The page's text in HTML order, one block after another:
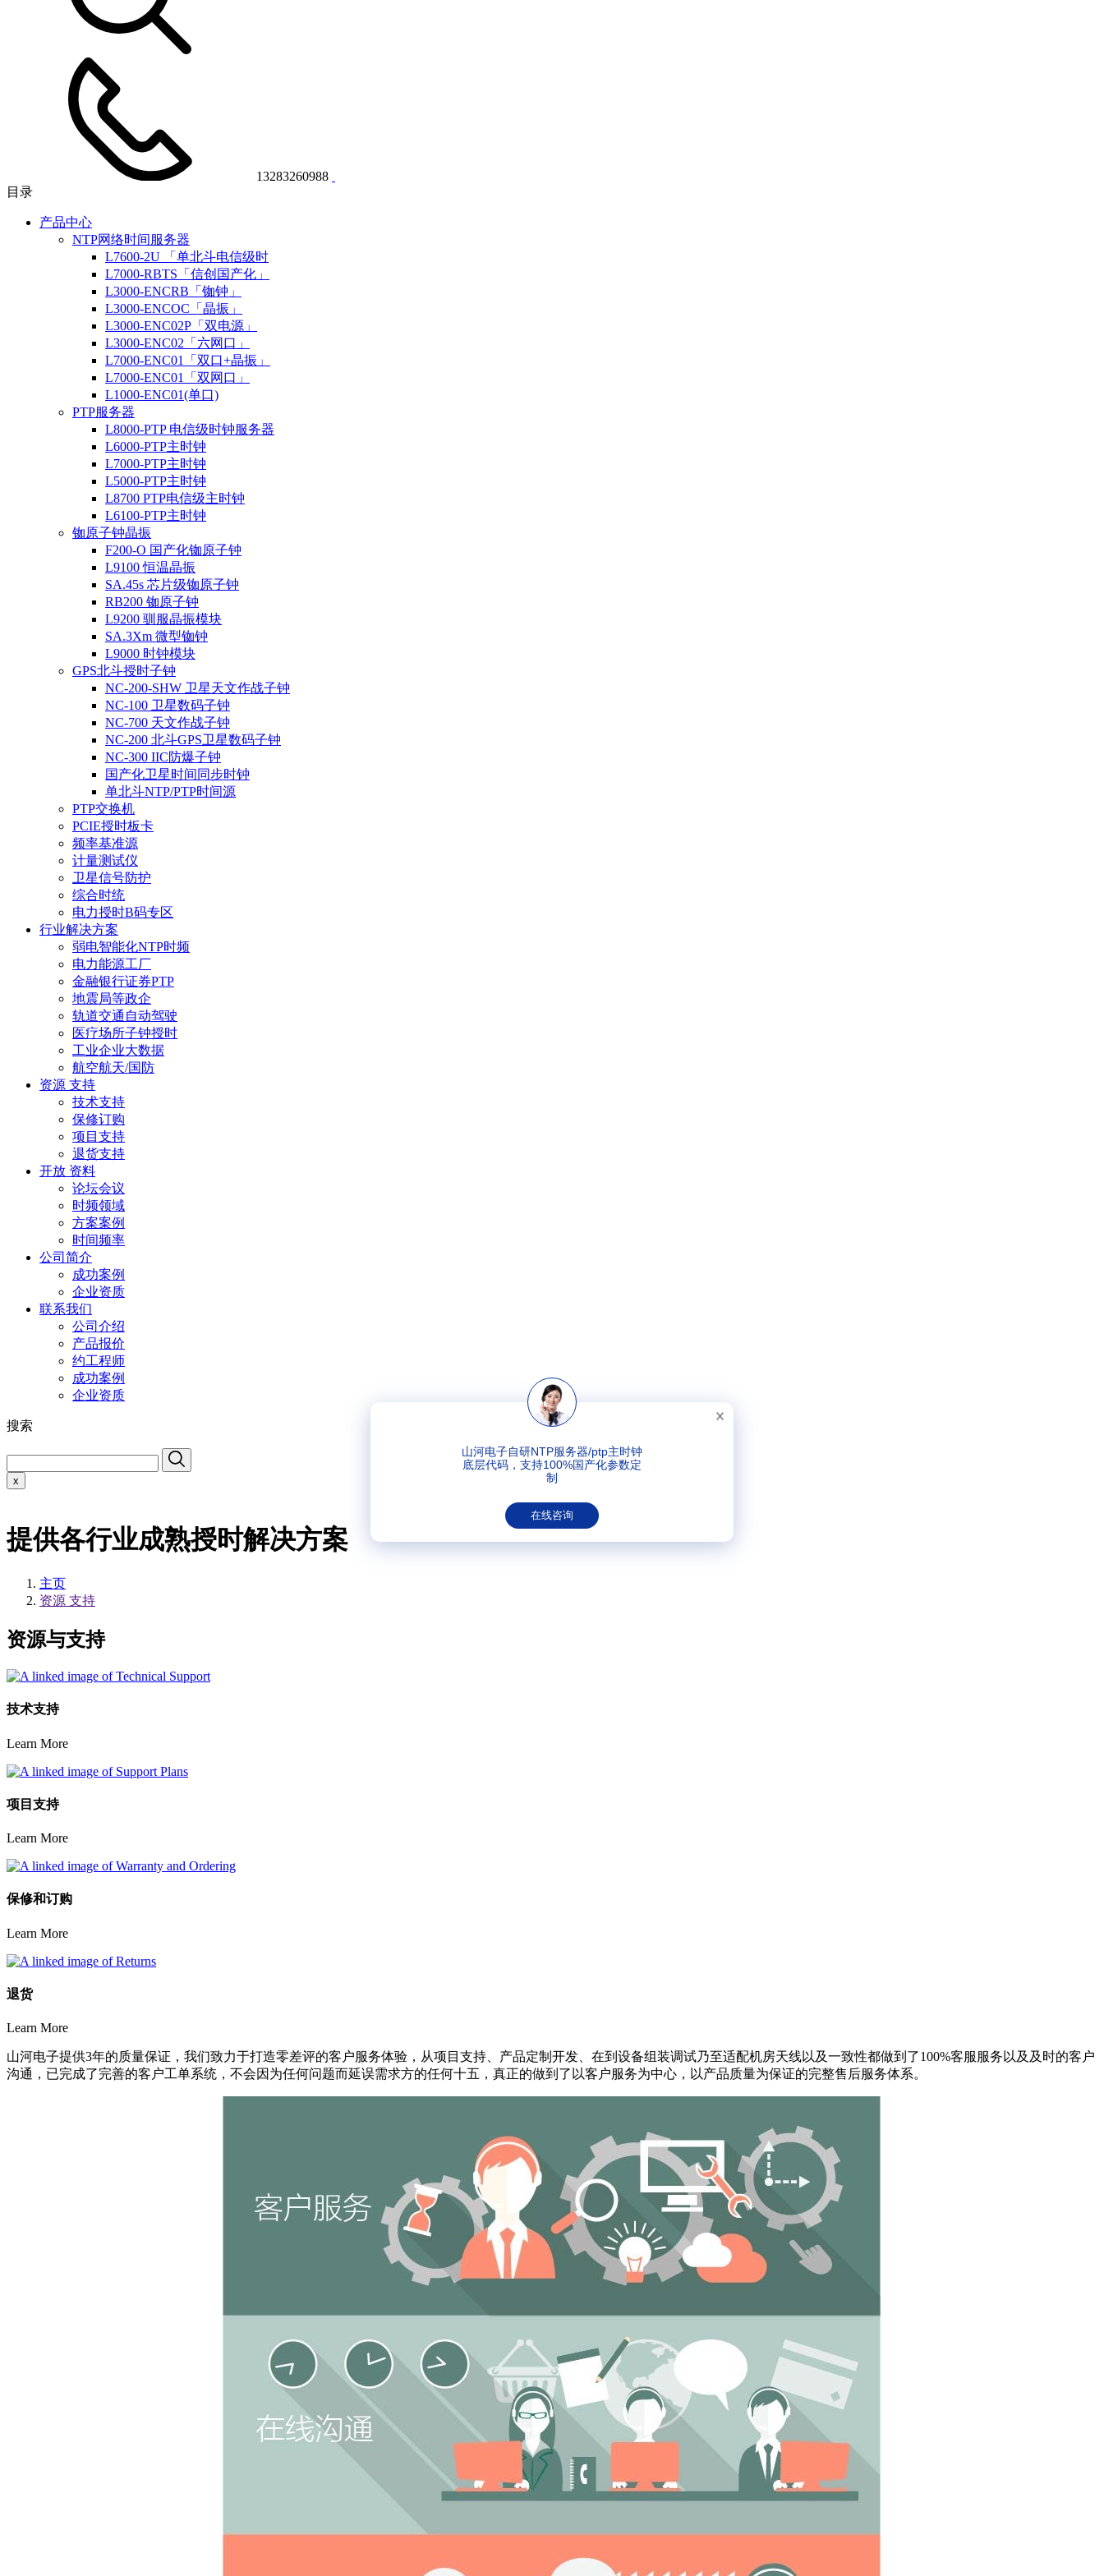
13283260988
目录
产品中心
NTP网络时间服务器
L7600-2U 「单北斗电信级时
L7000-RBTS「信创国产化」
L3000-ENCRB「铷钟」
L3000-ENCOC「晶振」
L3000-ENC02P「双电源」
L3000-ENC02「六网口」
L7000-ENC01「双口+晶振」
L7000-ENC01「双网口」
L1000-ENC01(单口)
PTP服务器
L8000-PTP 电信级时钟服务器
L6000-PTP主时钟
L7000-PTP主时钟
L5000-PTP主时钟
L8700 PTP电信级主时钟
L6100-PTP主时钟
铷原子钟晶振
F200-O 国产化铷原子钟
L9100 恒温晶振
SA.45s 芯片级铷原子钟
RB200 铷原子钟
L9200 驯服晶振模块
SA.3Xm 微型铷钟
L9000 时钟模块
GPS北斗授时子钟
NC-200-SHW 卫星天文作战子钟
NC-100 卫星数码子钟
NC-700 天文作战子钟
NC-200 北斗GPS卫星数码子钟
NC-300 IIC防爆子钟
国产化卫星时间同步时钟
单北斗NTP/PTP时间源
PTP交换机
PCIE授时板卡
频率基准源
计量测试仪
卫星信号防护
综合时统
电力授时B码专区
行业解决方案
弱电智能化NTP时频
电力能源工厂
金融银行证券PTP
地震局等政企
轨道交通自动驾驶
医疗场所子钟授时
工业企业大数据
航空航天/国防
资源 支持
技术支持
保修订购
项目支持
退货支持
开放 资料
论坛会议
时频领域
方案案例
时间频率
公司简介
成功案例
企业资质
联系我们
公司介绍
产品报价
约工程师
成功案例
企业资质
搜索
x
提供各行业成熟授时解决方案
主页
资源 支持
资源与支持
技术支持
Learn More
项目支持
Learn More
保修和订购
Learn More
退货
Learn More
山河电子提供3年的质量保证，我们致力于打造零差评的客户服务体验，从项目支持、产品定制开发、在到设备组装调试乃至适配机房天线以及一致性都做到了100%客服服务以及及时的客户
沟通，已完成了完善的客户工单系统，不会因为任何问题而延误需求方的任何十五，真正的做到了以客户服务为中心，以产品质量为保证的完整售后服务体系。
山河电子自研NTP服务器/ptp主时钟
底层代码，支持100%国产化参数定
制
在线咨询